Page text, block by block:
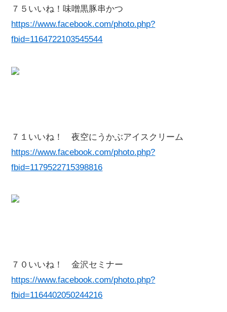
７５いいね！味噌黒豚串かつ
https://www.facebook.com/photo.php?
fbid=1164722103545544
７１いいね！ 夜空にうかぶアイスクリーム
https://www.facebook.com/photo.php?
fbid=1179522715398816
７０いいね！ 金沢セミナー
https://www.facebook.com/photo.php?
fbid=1164402050244216